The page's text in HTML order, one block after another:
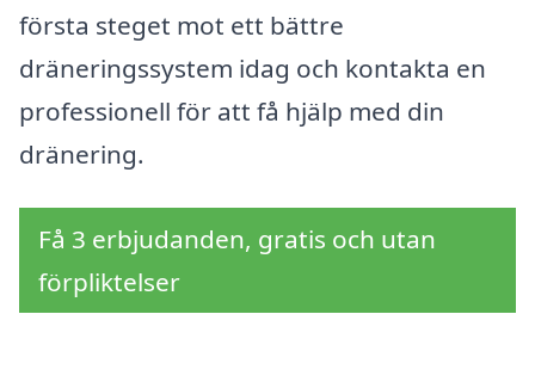
första steget mot ett bättre
dräneringssystem idag och kontakta en
professionell för att få hjälp med din
dränering.
Få 3 erbjudanden, gratis och utan
förpliktelser